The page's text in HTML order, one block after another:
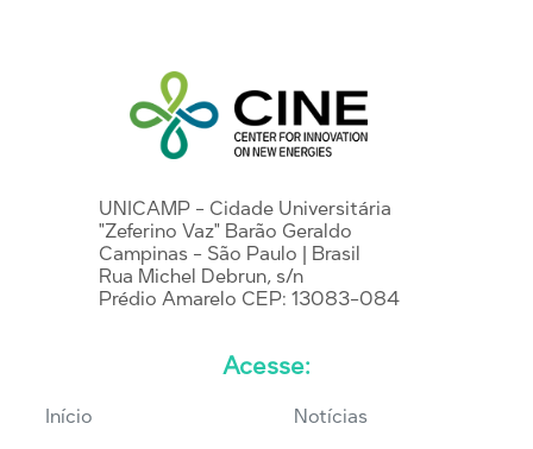
UNICAMP - Cidade Universitária
"Zeferino Vaz" Barão Geraldo
Campinas - São Paulo | Brasil
Rua Michel Debrun, s/n
Prédio Amarelo CEP: 13083-084
Acesse:
Início Notícias